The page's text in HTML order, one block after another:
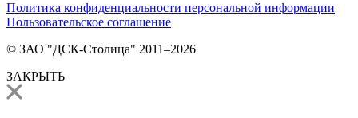
Политика конфиденциальности персональной информации
Пользовательское соглашение
© ЗАО "ДСК-Столица" 2011–2026
ЗАКРЫТЬ